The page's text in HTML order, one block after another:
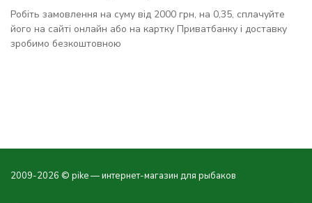
Робіть замовлення на суму від 2000 грн, на 0,35, сплачуйте
його на сайті онлайн або на картку Приватбанку і доставку
зробимо безкоштовною
2009-2026 © pike — интернет-магазин для рыбаков